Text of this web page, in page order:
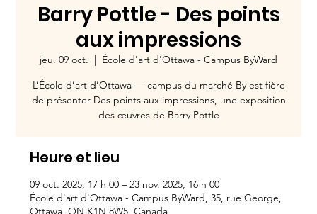
Barry Pottle - Des points
aux impressions
jeu. 09 oct.
  |
École d'art d'Ottawa - Campus ByWard
L’École d’art d’Ottawa — campus du marché By est fière
de présenter Des points aux impressions, une exposition
des œuvres de Barry Pottle
Heure et lieu
09 oct. 2025, 17 h 00 – 23 nov. 2025, 16 h 00
École d'art d'Ottawa - Campus ByWard, 35, rue George,
Ottawa, ON K1N 8W5, Canada